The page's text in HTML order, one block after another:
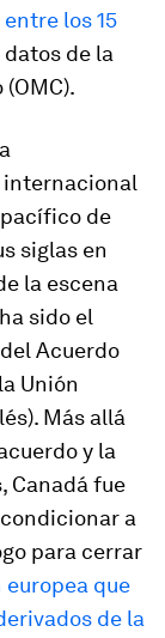
entre los 15
datos de la
internacional
de
siglas en
la escena
sido el
Acuerdo
Unión
Más allá
y la
Canadá fue
a
para cerrar
que
de la